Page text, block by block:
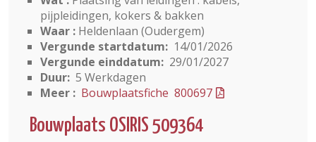
pijpleidingen, kokers & bakken
Waar : Heldenlaan (Oudergem)
Vergunde startdatum: 14/01/2026
Vergunde einddatum: 29/01/2027
Duur: 5 Werkdagen
Meer : Bouwplaatsfiche 800697
Bouwplaats OSIRIS 509364